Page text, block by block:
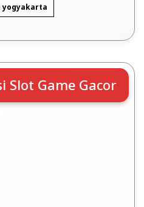
yogyakarta
Slot Game Gacor